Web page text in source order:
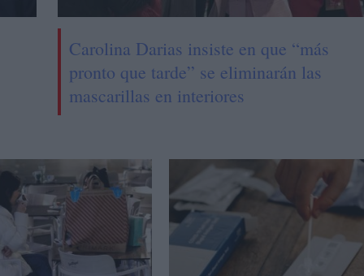
Carolina Darias insiste en que “más
pronto que tarde” se eliminarán las
mascarillas en interiores